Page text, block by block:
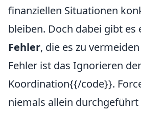
finanziellen Situationen
bleiben. Doch dabei gibt es
Fehler, die es zu
Fehler ist das Ignorieren
Koordination{{/code}}.
niemals allein durchgeführt